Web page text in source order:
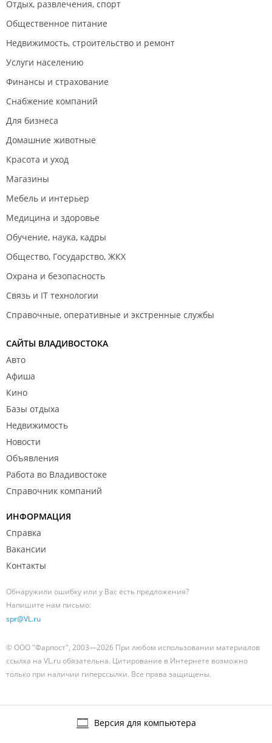
Отдых, развлечения, спорт
Общественное питание
Недвижимость, строительство и ремонт
Услуги населению
Финансы и страхование
Снабжение компаний
Для бизнеса
Домашние животные
Красота и уход
Магазины
Мебель и интерьер
Медицина и здоровье
Обучение, наука, кадры
Общество, Государство, ЖКХ
Охрана и безопасность
Связь и IT технологии
Справочные, оперативные и экстренные службы
САЙТЫ ВЛАДИВОСТОКА
Авто
Афиша
Кино
Базы отдыха
Недвижимость
Новости
Объявления
Работа во Владивостоке
Справочник компаний
ИНФОРМАЦИЯ
Справка
Вакансии
Контакты
Обнаружили ошибку или у Вас есть предложения?
Напишите нам письмо:
spr@VL.ru
© ООО "Фарпост", 2003—2026 При любом использовании материалов
ссылка на VL.ru обязательна. Цитирование в Интернете возможно
только при наличии гиперссылки. Все права защищены.
Версия для компьютера